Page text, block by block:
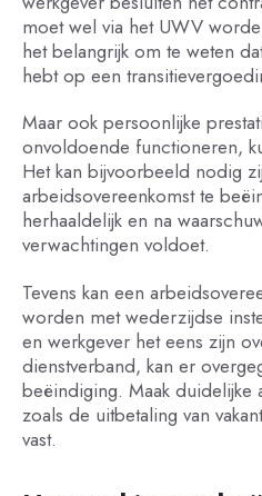
moet wel via het UWV
het belangrijk om te weten
hebt op een
Maar ook persoonlijke
onvoldoende functioneren,
Het kan bijvoorbeeld nodig
arbeidsovereenkomst te
herhaaldelijk en na
verwachtingen voldoet.
Tevens kan een
worden met wederzijdse
en werkgever het eens zijn
dienstverband, kan er
beëindiging. Maak duidelijke
zoals de uitbetaling van
vast.